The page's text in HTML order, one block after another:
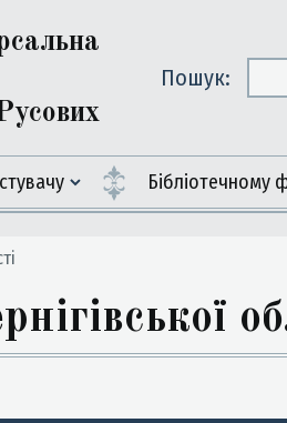
Пошук:
Бiблiотечному